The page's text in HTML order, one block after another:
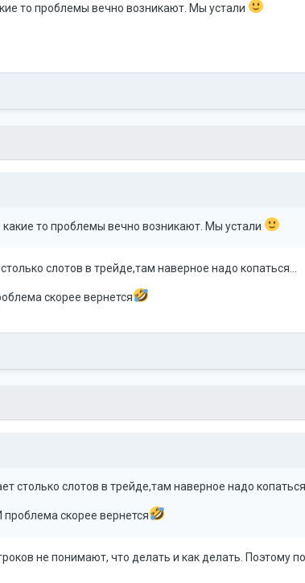
то проблемы вечно возникают. Мы устали
то проблемы вечно возникают. Мы устали
слотов в трейде,там наверное надо копаться...
скорее вернется
столько слотов в трейде,там наверное надо
скорее вернется
не понимают, что делать и как делать.